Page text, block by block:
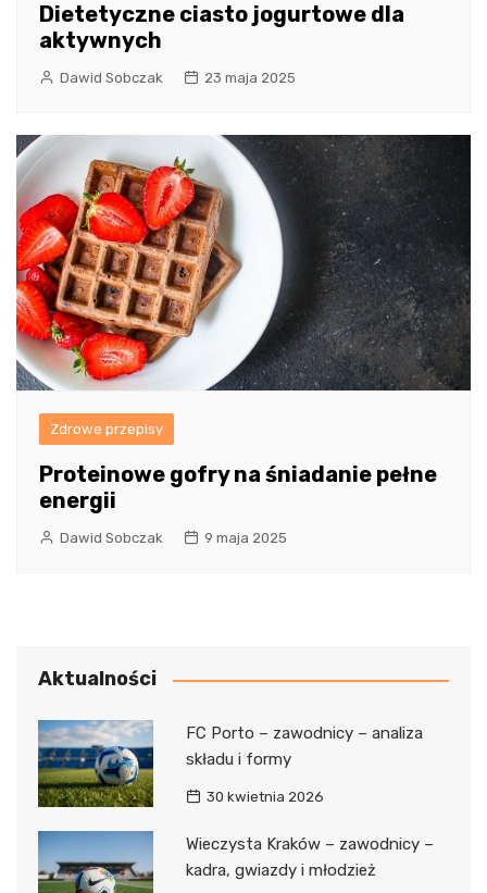
Dietetyczne ciasto jogurtowe dla
aktywnych
Dawid Sobczak 23 maja 2025
Zdrowe przepisy
Proteinowe gofry na śniadanie pełne
energii
Dawid Sobczak 9 maja 2025
Aktualności
FC Porto – zawodnicy – analiza
składu i formy
30 kwietnia 2026
Wieczysta Kraków – zawodnicy –
kadra, gwiazdy i młodzież